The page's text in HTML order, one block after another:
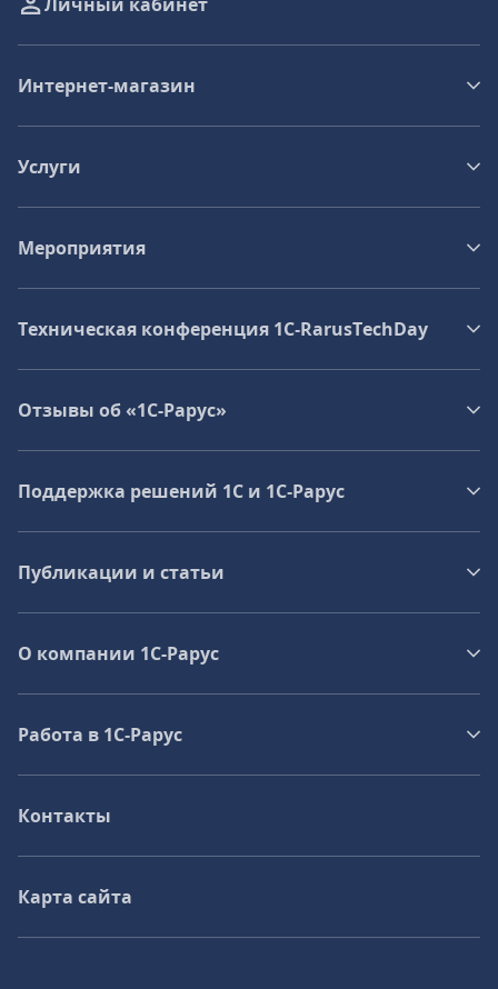
Интернет-магазин
Услуги
Мероприятия
Техническая конференция 1C‑RarusTechDay
Отзывы об «1С-Рарус»
Поддержка решений 1С и 1С‑Рарус
Публикации и статьи
О компании 1C-Рарус
Работа в 1С‑Рарус
Контакты
Карта сайта